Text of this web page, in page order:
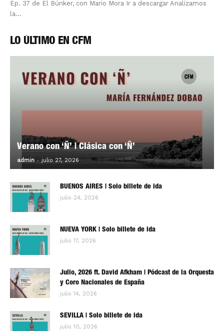
Ep. 37 de El Búnker, con Mario Mora Ir a descargar Analizamos
la...
LO ÚLTIMO EN CFM
Verano con ‘Ñ’ | Clásica con ‘Ñ’
admin - julio 27, 2026 0
BUENOS AIRES | Solo billete de ida
julio 24, 2026
NUEVA YORK | Solo billete de ida
julio 17, 2026
Julio, 2026 ft. David Afkham | Pódcast de la Orquesta
y Coro Nacionales de España
julio 14, 2026
SEVILLA | Solo billete de ida
julio 10, 2026